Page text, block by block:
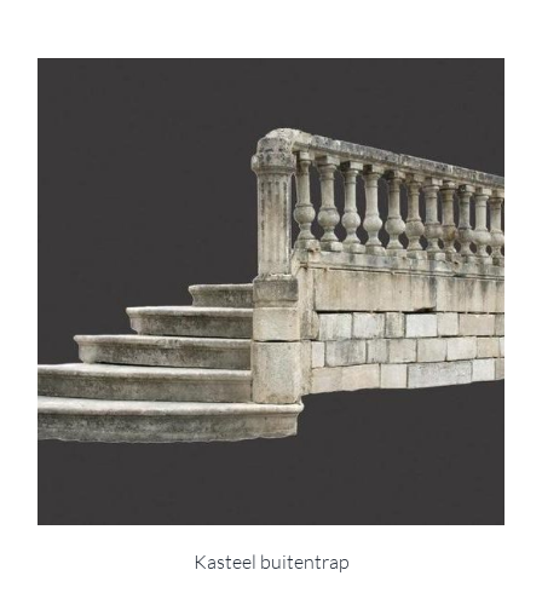
Kasteel buitentrap